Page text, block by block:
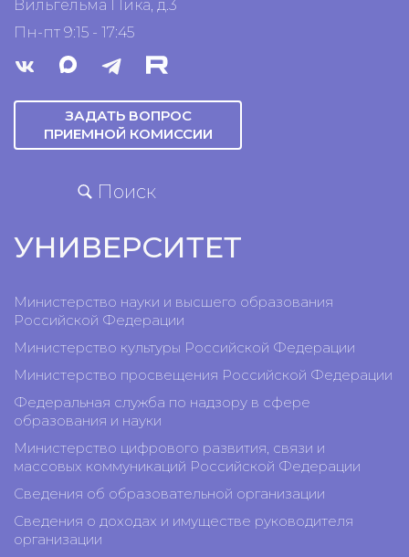
Вильгельма Пика, д.3
Пн-пт 9:15 - 17:45
ЗАДАТЬ ВОПРОС
ПРИЕМНОЙ КОМИССИИ
Поиск
УНИВЕРСИТЕТ
Министерство науки и высшего образования
Российской Федерации
Министерство культуры Российской Федерации
Министерство просвещения Российской Федерации
Федеральная служба по надзору в сфере
образования и науки
Министерство цифрового развития, связи и
массовых коммуникаций Российской Федерации
Сведения об образовательной организации
Сведения о доходах и имуществе руководителя
организации